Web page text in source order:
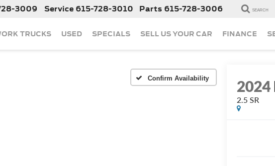
3009 Service 615-728-3010 Parts 615-728-3006 SEARCH
TRUCKS USED SPECIALS SELL US YOUR CAR FINANCE
Confirm Availability 2024
2.5 SR